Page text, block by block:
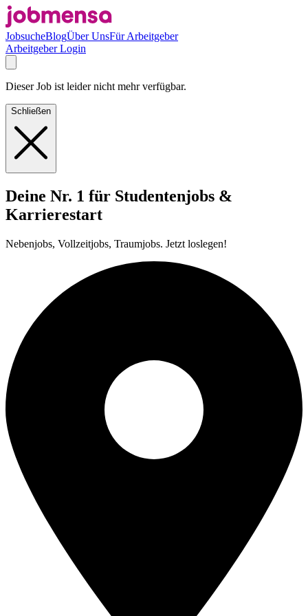
JobsucheBlogÜber UnsFür Arbeitgeber
Arbeitgeber Login
Dieser Job ist leider nicht mehr verfügbar.
Schließen
Deine Nr. 1 für Studentenjobs &
Karrierestart
Nebenjobs, Vollzeitjobs, Traumjobs. Jetzt loslegen!